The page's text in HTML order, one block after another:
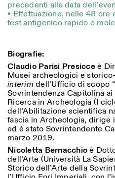
precedenti alla data
• Effettuazione, nelle 48 ore
test antigenico rapido o
Biografie:
Claudio Parisi Presicceè
Musei archeologici e
interim dell’Ufficio di scopo
Sovrintendenza Capitolina
Ricerca in Archeologia (I
dell’Abilitazione scientifica
fascia in Archeologia,
ed è stato Sovrintendente
marzo 2019.
Nicoletta Bernacchioè
dell’Arte (Università La
Storico dell’Arte della